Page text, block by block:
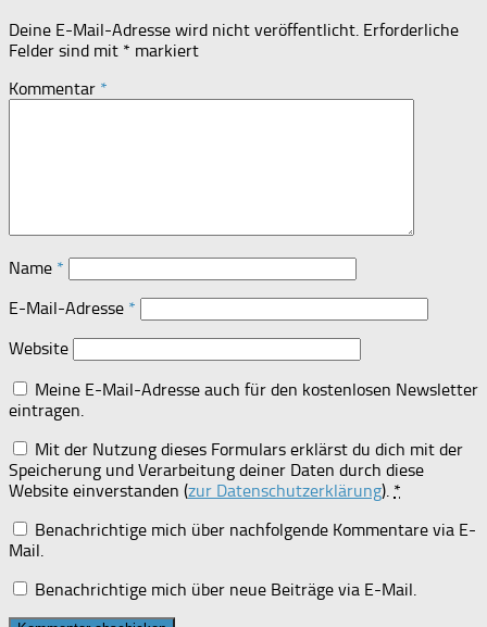
Deine E-Mail-Adresse wird nicht veröffentlicht. Erforderliche
Felder sind mit * markiert
Kommentar *
Name *
E-Mail-Adresse *
Website
Meine E-Mail-Adresse auch für den kostenlosen Newsletter
eintragen.
Mit der Nutzung dieses Formulars erklärst du dich mit der
Speicherung und Verarbeitung deiner Daten durch diese
Website einverstanden (zur Datenschutzerklärung). *
Benachrichtige mich über nachfolgende Kommentare via E-
Mail.
Benachrichtige mich über neue Beiträge via E-Mail.